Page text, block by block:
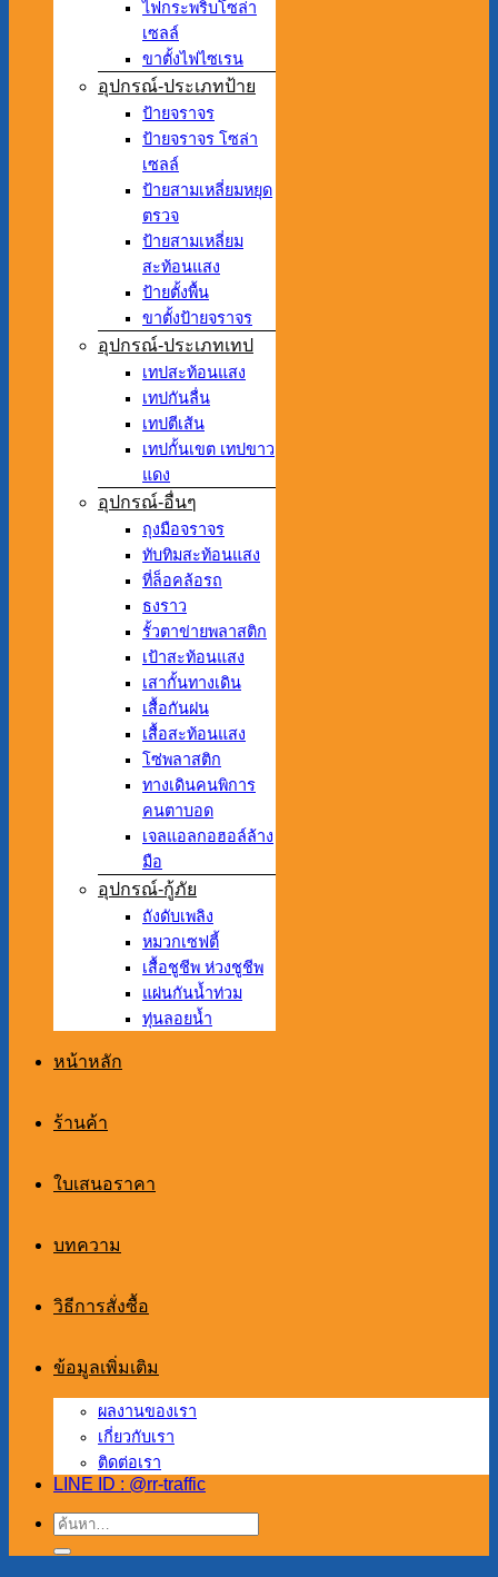
ไฟกระพริบโซล่า
เซลล์
ขาตั้งไฟไซเรน
อุปกรณ์-ประเภทป้าย
ป้ายจราจร
ป้ายจราจร โซล่า
เซลล์
ป้ายสามเหลี่ยมหยุด
ตรวจ
ป้ายสามเหลี่ยม
สะท้อนแสง
ป้ายตั้งพื้น
ขาตั้งป้ายจราจร
อุปกรณ์-ประเภทเทป
เทปสะท้อนแสง
เทปกันลื่น
เทปตีเส้น
เทปกั้นเขต เทปขาว
แดง
อุปกรณ์-อื่นๆ
ถุงมือจราจร
ทับทิมสะท้อนแสง
ที่ล็อคล้อรถ
ธงราว
รั้วตาข่ายพลาสติก
เป้าสะท้อนแสง
เสากั้นทางเดิน
เสื้อกันฝน
เสื้อสะท้อนแสง
โซ่พลาสติก
ทางเดินคนพิการ
คนตาบอด
เจลแอลกอฮอล์ล้าง
มือ
อุปกรณ์-กู้ภัย
ถังดับเพลิง
หมวกเซฟตี้
เสื้อชูชีพ ห่วงชูชีพ
แผ่นกันน้ำท่วม
ทุ่นลอยน้ำ
หน้าหลัก
ร้านค้า
ใบเสนอราคา
บทความ
วิธีการสั่งซื้อ
ข้อมูลเพิ่มเติม
ผลงานของเรา
เกี่ยวกับเรา
ติดต่อเรา
LINE ID : @rr-traffic
ค้นหา: